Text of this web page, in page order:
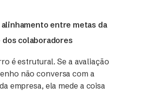
alinhamento entre metas da
dos colaboradores
é estrutural. Se a avaliação
não conversa com a
empresa, ela mede a coisa